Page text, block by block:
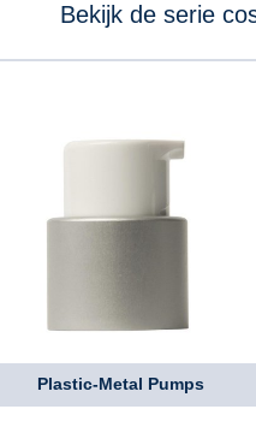
Bekijk de serie
Plastic-Metal Pumps